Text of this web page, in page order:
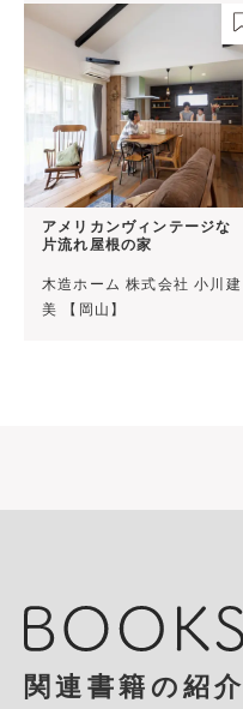
アメリカンヴィンテージな
片流れ屋根の家
木造ホーム 株式会社 小川建
美 【岡山】
関連書籍の紹介